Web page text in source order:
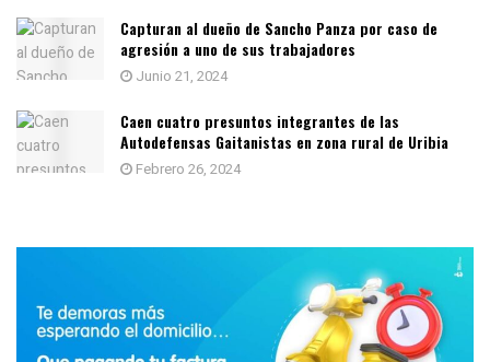
Capturan al dueño de Sancho Panza por caso de
agresión a uno de sus trabajadores
Junio 21, 2024
Caen cuatro presuntos integrantes de las
Autodefensas Gaitanistas en zona rural de Uribia
Febrero 26, 2024